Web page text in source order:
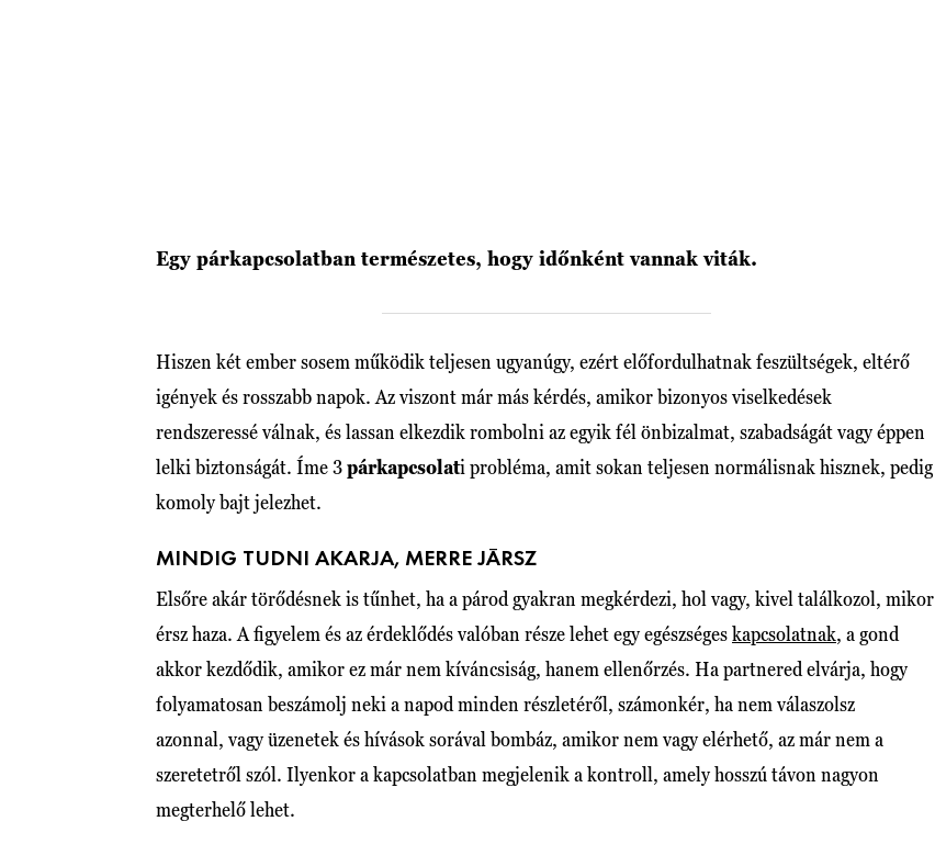
Egy párkapcsolatban természetes, hogy időnként vannak viták.
Hiszen két ember sosem működik teljesen ugyanúgy, ezért előfordulhatnak feszültségek, eltérő
igények és rosszabb napok. Az viszont már más kérdés, amikor bizonyos viselkedések
rendszeressé válnak, és lassan elkezdik rombolni az egyik fél önbizalmat, szabadságát vagy éppen
lelki biztonságát. Íme 3párkapcsolati probléma, amit sokan teljesen normálisnak hisznek, pedig
komoly bajt jelezhet.
MINDIG TUDNI AKARJA, MERRE JÁRSZ
Elsőre akár törődésnek is tűnhet, ha a párod gyakran megkérdezi, hol vagy, kivel találkozol, mikor
érsz haza. A figyelem és az érdeklődés valóban része lehet egy egészségeskapcsolatnak, a gond
akkor kezdődik, amikor ez már nem kíváncsiság, hanem ellenőrzés. Ha partnered elvárja, hogy
folyamatosan beszámolj neki a napod minden részletéről, számonkér, ha nem válaszolsz
azonnal, vagy üzenetek és hívások sorával bombáz, amikor nem vagy elérhető, az már nem a
szeretetről szól. Ilyenkor a kapcsolatban megjelenik a kontroll, amely hosszú távon nagyon
megterhelő lehet.